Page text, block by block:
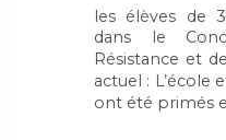
les élèves de 3
dans le
Résistance et
actuel : L’école
ont été primés